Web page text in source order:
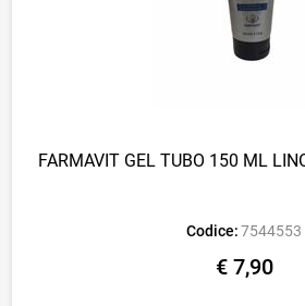
FARMAVIT GEL TUBO 150 ML
Codice: 7544553
€ 7,90